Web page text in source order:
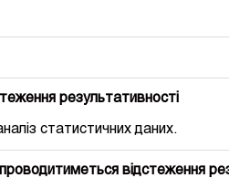
результативності
статистичних даних.
відстеження